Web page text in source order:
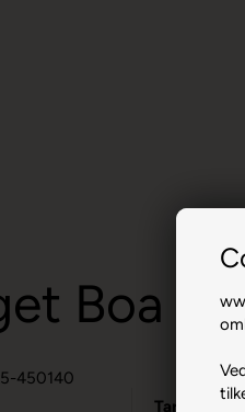
Boa
450140
Target